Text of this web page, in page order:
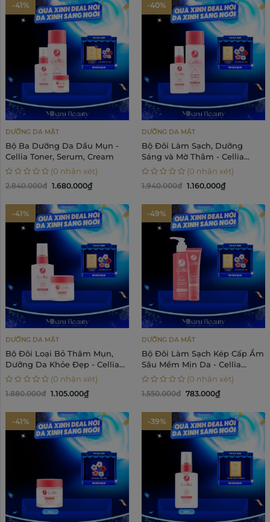
-41%
DƯỠNG DA MẶT
Bộ Ba Dưỡng Da Dầu Mụn -
Cellia Toner, Serum, Cream
(0 nhận xét)
2.840.000đ 1.680.000₫
-40%
DƯỠNG DA MẶT
Bộ Đôi Làm Sạch, Dưỡng
Sáng và Mờ Thâm - Cellia
Toner, Serum(0 nhận xét)
1.940.000đ 1.160.000₫
-41%
DƯỠNG DA MẶT
Bộ Đôi Loại Bỏ Thâm Mụn,
Dưỡng Da Khỏe Đẹp - Cellia
Serum, Cream(0 nhận xét)
1.880.000đ 1.105.000₫
-49%
DƯỠNG DA MẶT
Bộ Đôi Làm Sạch Kép Cấp Ẩm
Sâu Mềm Mịn Da - Cellia
Cleansing Oil, Cleansing
(0 nhận xét)
1.550.000đ 783.000₫
-41% -39%